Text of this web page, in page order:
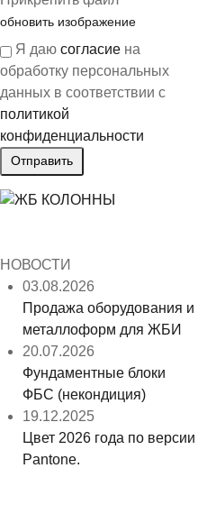
обновить изображение
Я даю согласие на
обработку персональных
данных в соответствии с
политикой
конфиденциальности
НОВОСТИ
03.08.2026
Продажа оборудования и
металлоформ для ЖБИ
20.07.2026
Фундаментные блоки
ФБС (некондиция)
19.12.2025
Цвет 2026 года по версии
Pantone.